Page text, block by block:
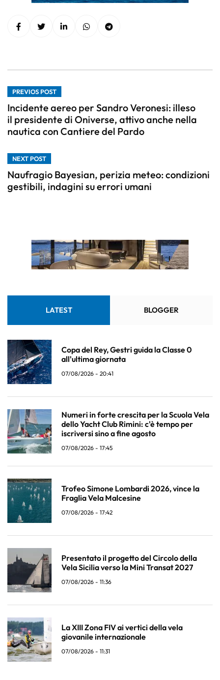
PREVIOS POST
Incidente aereo per Sandro Veronesi: illeso
il presidente di Oniverse, attivo anche nella
nautica con Cantiere del Pardo
NEXT POST
Naufragio Bayesian, perizia meteo: condizioni
gestibili, indagini su errori umani
LATEST BLOGGER
Copa del Rey, Gestri guida la Classe 0
all'ultima giornata
07/08/2026 - 20:41
Numeri in forte crescita per la Scuola Vela
dello Yacht Club Rimini: c'è tempo per
iscriversi sino a fine agosto
07/08/2026 - 17:45
Trofeo Simone Lombardi 2026, vince la
Fraglia Vela Malcesine
07/08/2026 - 17:42
Presentato il progetto del Circolo della
Vela Sicilia verso la Mini Transat 2027
07/08/2026 - 11:36
La XIII Zona FIV ai vertici della vela
giovanile internazionale
07/08/2026 - 11:31